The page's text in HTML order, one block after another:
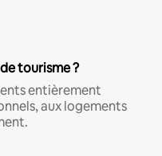
tourisme ?
entièrement
aux logements